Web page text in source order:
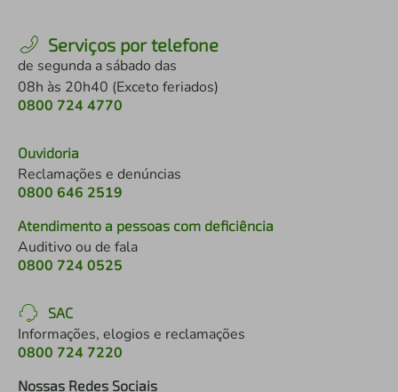
Serviços por telefone
de segunda a sábado das
08h às 20h40 (Exceto feriados)
0800 724 4770
Ouvidoria
Reclamações e denúncias
0800 646 2519
Atendimento a pessoas com deficiência
Auditivo ou de fala
0800 724 0525
SAC
Informações, elogios e reclamações
0800 724 7220
Nossas Redes Sociais